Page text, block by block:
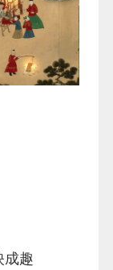
成趣